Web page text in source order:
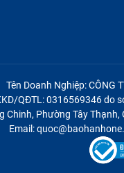
Tên Doanh Nghiệp: CÔNG
QĐTL: 0316569346 do
Chinh, Phường Tây
Email: